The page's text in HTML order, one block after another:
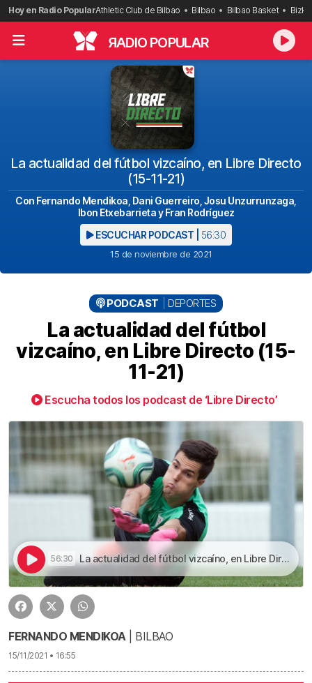
Saltar
al
contenido
Hoy en Radio PopularAthletic Club de Bilbao Bilbao Bilbao Basket
RADIO POPULAR
La actualidad del fútbol vizcaíno, en Libre Directo
(15-11-21)
Con Fernando Mendikoa, Dani Guerreiro, Josu Unzurrunzaga,
Ibon Etxebarrieta y Fran Rodríguez
ESCUCHAR PODCAST | 56:30
15 de noviembre de 2021
PODCAST DEPORTES
La actualidad del fútbol
vizcaíno, en Libre Directo (15-
11-21)
Escucha todos los podcast de ‘Libre Directo’
56:30 La actualidad del fútbol vizcaíno, en Libre Directo (15-11-21) | La actualidad del fútbol vizcaíno, en Libre Directo (15-11-21)
FERNANDO MENDIKOA| BILBAO
15/11/2021 • 16:55